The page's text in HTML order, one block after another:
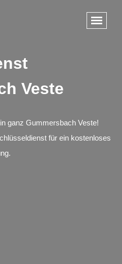
Veste
ganz Gummersbach Veste!
für ein kostenloses